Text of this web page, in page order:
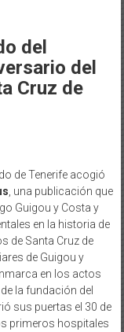
del
del
Cruz de
de Tenerife acogió
, una publicación que
Guigou y Costa y
en la historia de
de Santa Cruz de
de Guigou y
en los actos
la fundación del
sus puertas el 30 de
primeros hospitales